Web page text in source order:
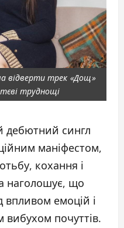
відверти трек «Дощ»
труднощі
дебютний сингл
маніфестом,
кохання і
наголошує, що
впливом емоцій і
вибухом почуттів.